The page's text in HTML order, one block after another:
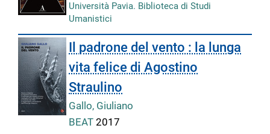
Università Pavia. Biblioteca di Studi
Umanistici
Il padrone del vento : la lunga
vita felice di Agostino
Straulino
Gallo, Giuliano
BEAT2017